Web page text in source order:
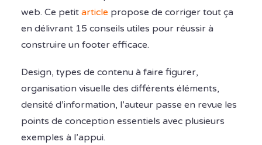
web. Ce petit article propose de corriger tout ça
en délivrant 15 conseils utiles pour réussir à
construire un footer efficace.
Design, types de contenu à faire figurer,
organisation visuelle des différents éléments,
densité d’information, l’auteur passe en revue les
points de conception essentiels avec plusieurs
exemples à l’appui.